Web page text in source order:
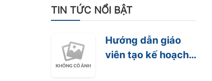
TIN TỨC NỔI BẬT
Hướng dẫn giáo
viên tạo kế hoạch